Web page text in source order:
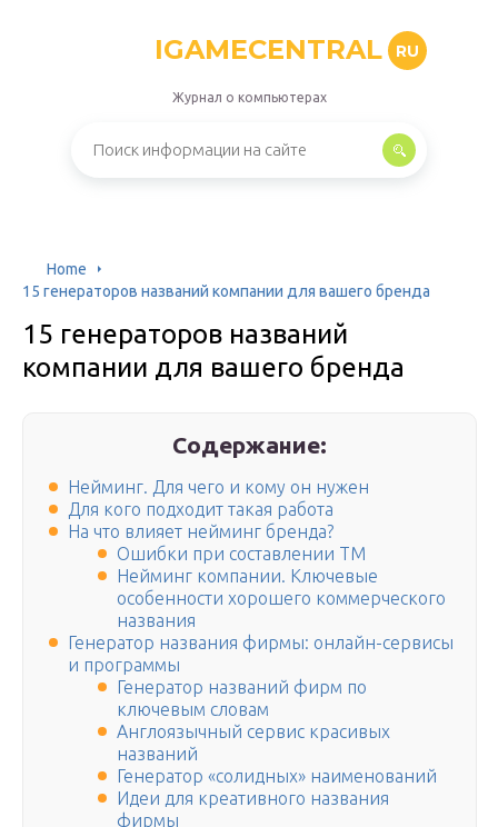
IGAMECENTRAL RU
Журнал о компьютерах
Home
15 генераторов названий компании для вашего бренда
15 генераторов названий
компании для вашего бренда
Содержание:
Нейминг. Для чего и кому он нужен
Для кого подходит такая работа
На что влияет нейминг бренда?
Ошибки при составлении ТМ
Нейминг компании. Ключевые
особенности хорошего коммерческого
названия
Генератор названия фирмы: онлайн-сервисы
и программы
Генератор названий фирм по
ключевым словам
Англоязычный сервис красивых
названий
Генератор «солидных» наименований
Идеи для креативного названия
фирмы